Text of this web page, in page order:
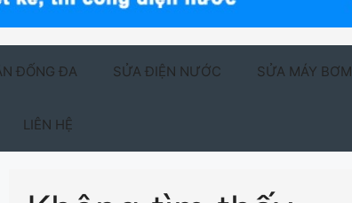
ĐỐNG ĐA SỬA ĐIỆN NƯỚC SỬA MÁY BƠM
LIÊN HỆ